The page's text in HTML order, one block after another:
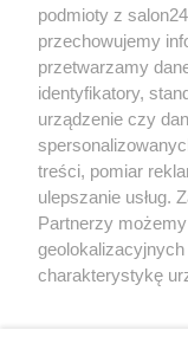
Społeczeństwo
Kultura
X
podmioty z
przechowujemy
przetwarzamy
identyfikatory,
urządzenie czy
treści, pomiar
ulepszanie usług.
Partnerzy
charakterystykę